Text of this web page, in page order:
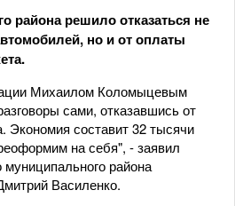
района решило отказаться не
но и от оплаты
Михаилом Коломыцевым
сами, отказавшись от
Экономия составит 32 тысячи
на себя", - заявил
муниципального района
Василенко.